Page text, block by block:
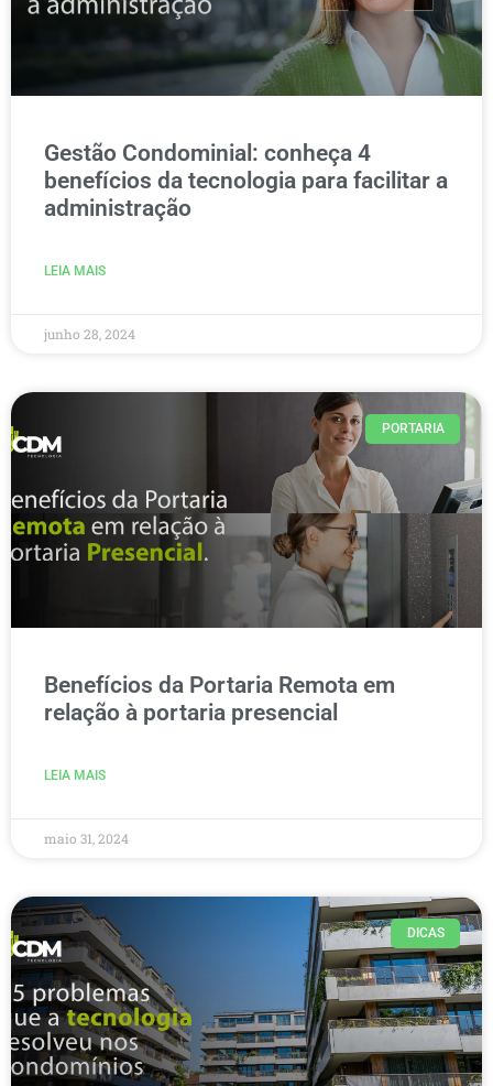
Gestão Condominial: conheça 4
benefícios da tecnologia para facilitar a
administração
LEIA MAIS
junho 28, 2024
PORTARIA
Benefícios da Portaria Remota em
relação à portaria presencial
LEIA MAIS
maio 31, 2024
DICAS